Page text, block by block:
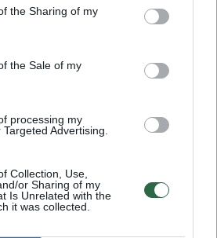
the Sharing of my
the Sale of my
processing my
Advertising.
Collection, Use,
or Sharing of my
Is Unrelated with the
it was collected.
patogu, lankytojams
sutvarkytas ir priėjimas
pagrindine Pasvalio
čia yra įrengta ir pirtis.
jog pradedant verslą
vieno – pasinerti į
Esą tai – kruvinas darbas,